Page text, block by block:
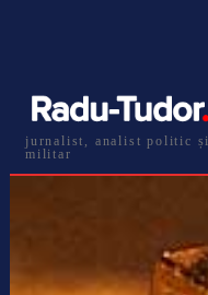
jurnalist, analist politic și
militar